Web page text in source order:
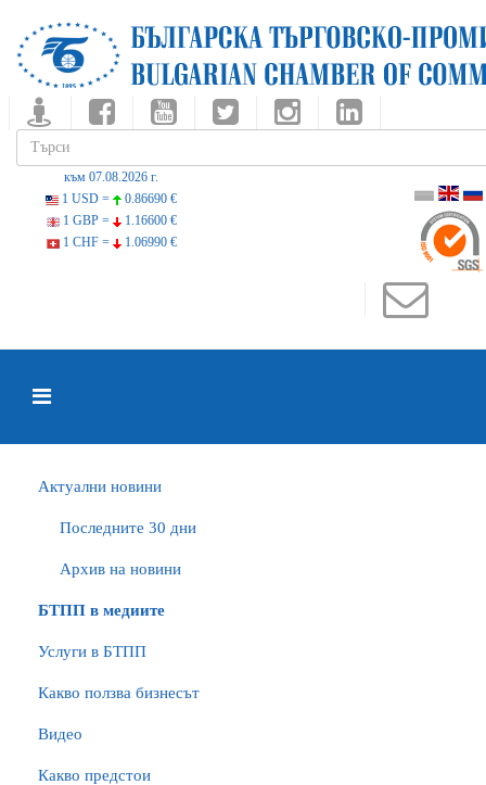
към 07.08.2026 г.
1 USD =
0.86690 €
1 GBP =
1.16600 €
1 CHF =
1.06990 €
Актуални новини
Последните 30 дни
Архив на новини
БTПП в медиите
Услуги в БТПП
Какво ползва бизнесът
Видео
Какво предстои